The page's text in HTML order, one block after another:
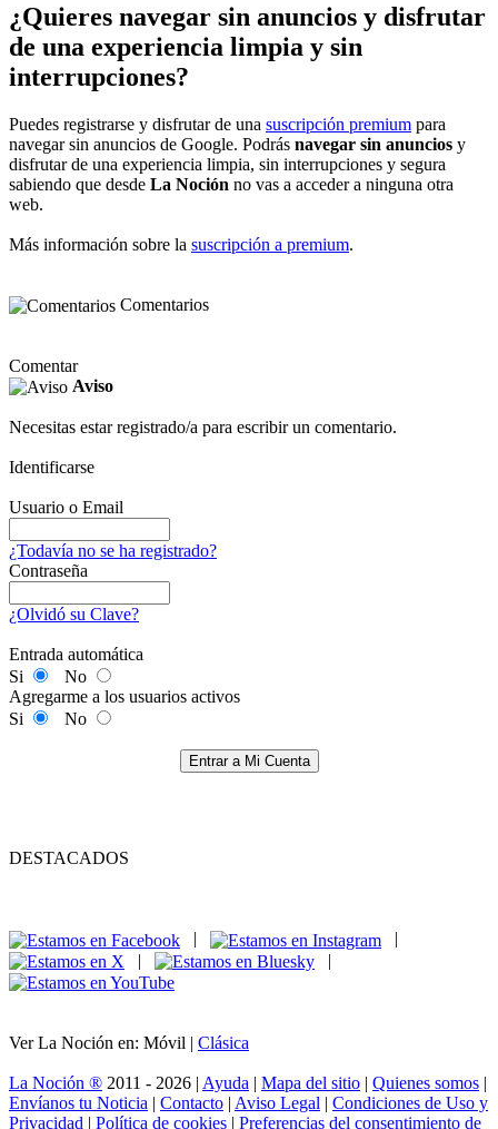
¿Quieres navegar sin anuncios y disfrutar
de una experiencia limpia y sin
interrupciones?
Puedes registrarse y disfrutar de una suscripción premium para
navegar sin anuncios de Google. Podrás navegar sin anuncios y
disfrutar de una experiencia limpia, sin interrupciones y segura
sabiendo que desde La Noción no vas a acceder a ninguna otra
web.
Más información sobre la suscripción a premium.
Comentarios
Comentar
Aviso
Necesitas estar registrado/a para escribir un comentario.
Identificarse
Usuario o Email
¿Todavía no se ha registrado?
Contraseña
¿Olvidó su Clave?
Entrada automática
Si
No
Agregarme a los usuarios activos
Si
No
Entrar a Mi Cuenta
DESTACADOS
|
|
Ver La Noción en: Móvil | Clásica
La Noción ® 2011 - 2026 | Ayuda | Mapa del sitio | Quienes somos |
Envíanos tu Noticia | Contacto | Aviso Legal | Condiciones de Uso y
Privacidad | Política de cookies | Preferencias del consentimiento de